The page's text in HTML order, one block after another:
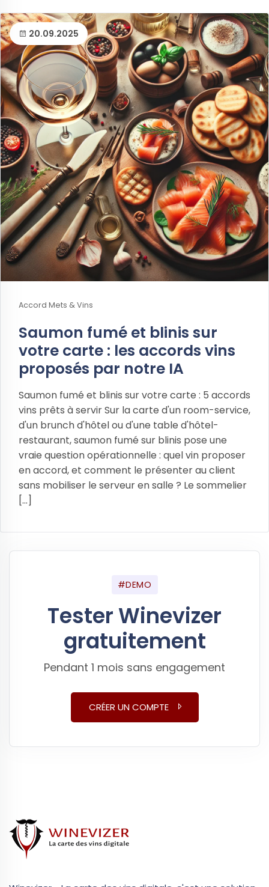
20.09.2025
Accord Mets & Vins
Saumon fumé et blinis sur
votre carte : les accords vins
proposés par notre IA
Saumon fumé et blinis sur votre carte : 5 accords
vins prêts à servir Sur la carte d'un room-service,
d'un brunch d'hôtel ou d'une table d'hôtel-
restaurant, saumon fumé sur blinis pose une
vraie question opérationnelle : quel vin proposer
en accord, et comment le présenter au client
sans mobiliser le serveur en salle ? Le sommelier
[...]
#DEMO
Tester Winevizer
gratuitement
Pendant 1 mois sans engagement
CRÉER UN COMPTE